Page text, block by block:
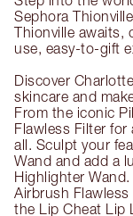
Sephora
Thionville awaits,
use, easy-to-gift
Discover
skincare and
From the iconic
Flawless Filter
all. Sculpt your
Wand and add a
Highlighter
Airbrush
the Lip Cheat Lip